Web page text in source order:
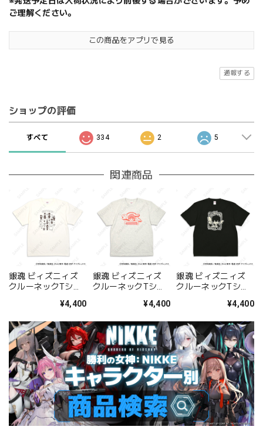
ご理解ください。
この商品をアプリで見る
通報する
ショップの評価
すべて 334 2 5
関連商品
銀魂 ビィズニィズ
クルーネックTシャ
¥4,400
銀魂 ビィズニィズ
クルーネックTシャ
¥4,400
銀魂 ビィズニィズ
クルーネックTシャ
¥4,400